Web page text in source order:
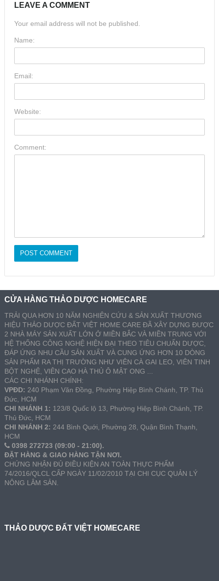
LEAVE A COMMENT
Your email address will not be published.
Name:
Email:
Website:
Comment:
CỬA HÀNG THẢO DƯỢC HOMECARE
TRẢI QUA HƠN 10 NĂM NGHIÊN CỨU & SẢN XUẤT THƯƠNG
HIỆU THẢO DƯỢC ĐẤT VIỆT HOME CARE ĐÃ XÂY DỰNG ĐƯỢC
2 NHÀ MÁY SẢN XUẤT LỚN Ở MIỀN BẮC VÀ MIỀN TRUNG VỚI
HỆ THỐNG CÔNG NGHỆ HIỆN ĐẠI THEO TIÊU CHUẨN DƯỢC,
ĐÁP ỨNG NHU CẦU SẢN XUẤT VÀ CUNG ỨNG HƠN 10 DÒNG
SẢN PHẨM RA THỊ TRƯỜNG NHƯ VIÊN CÀ GAI LEO, VIÊN TINH
BỘT NGHỆ, VIÊN CAO HÀ THỦ Ô MẬT ONG ...
CÁC CHI NHÁNH CHÍNH:
VPĐD: 240 Phạm Văn Đồng, Phường Hiệp Bình Chánh, TP. Thủ
Đức, HCM
CHI NHÁNH 1: 123/8 Quốc lộ 13, Phường Hiệp Bình Chánh, TP.
Thủ Đức, HCM
CHI NHÁNH 2: 244 Bình Quới, Phường 28, Quận Bình Thạnh,
HCM
0398 272723 (09:00 - 21:00).
ĐẶT HÀNG & GIAO HÀNG TẬN NƠI.
CHỨNG NHẬN ĐỦ ĐIỀU KIỆN AN TOÀN THỰC PHẨM
74/2016/QLCL CẤP NGÀY 11/02/2010 TẠI CHI CỤC QUẢN LÝ
NÔNG LÂM SẢN.
THẢO DƯỢC ĐẤT VIỆT HOMECARE